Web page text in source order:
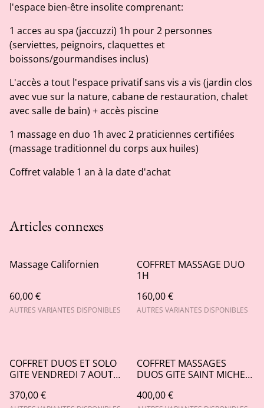
l'espace bien-être insolite comprenant:
1 acces au spa (jaccuzzi) 1h pour 2 personnes
(serviettes, peignoirs, claquettes et
boissons/gourmandises inclus)
L'accès a tout l'espace privatif sans vis a vis (jardin clos
avec vue sur la nature, cabane de restauration, chalet
avec salle de bain) + accès piscine
1 massage en duo 1h avec 2 praticiennes certifiées
(massage traditionnel du corps aux huiles)
Coffret valable 1 an à la date d'achat
Articles connexes
Massage Californien
60,00 €
AUTRES VARIANTES DISPONIBLES
COFFRET MASSAGE DUO
1H
160,00 €
AUTRES VARIANTES DISPONIBLES
COFFRET DUOS ET SOLO
GITE VENDREDI 7 AOUT
370,00 €
COFFRET MASSAGES
DUOS GITE SAINT MICHEL
400,00 €